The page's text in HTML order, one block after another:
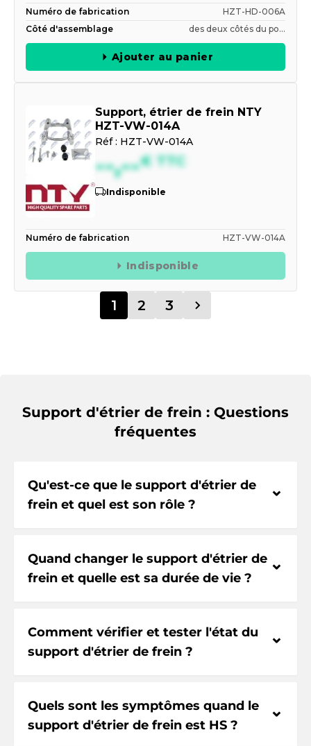
Numéro de fabrication
HZT-HD-006A
Côté d'assemblage
des deux côtés du po...
Ajouter au panier
Support, étrier de frein NTY
HZT-VW-014A
Réf : HZT-VW-014A
--,--€ TTC
Indisponible
Numéro de fabrication HZT-VW-014A
Indisponible
1 2 3
Support d'étrier de frein : Questions
fréquentes
Qu'est-ce que le support d'étrier de
frein et quel est son rôle ?
⌃
Quand changer le support d'étrier de
frein et quelle est sa durée de vie ?
⌃
Comment vérifier et tester l'état du
support d'étrier de frein ?
⌃
Quels sont les symptômes quand le
support d'étrier de frein est HS ?
⌃